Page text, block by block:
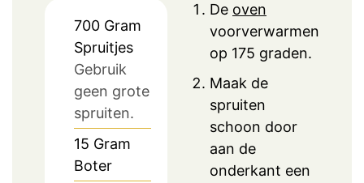
700 Gram
Spruitjes
Gebruik
geen grote
spruiten.
15 Gram
Boter
De oven
voorverwarmen
op 175 graden.
Maak de
spruiten
schoon door
aan de
onderkant een